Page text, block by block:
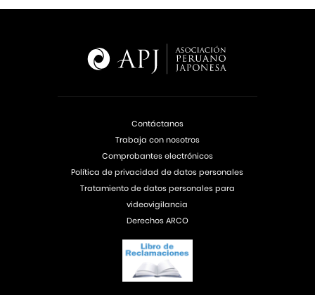
Contáctanos
Trabaja con nosotros
Comprobantes electrónicos
Política de privacidad de datos personales
Tratamiento de datos personales para
videovigilancia
Derechos ARCO